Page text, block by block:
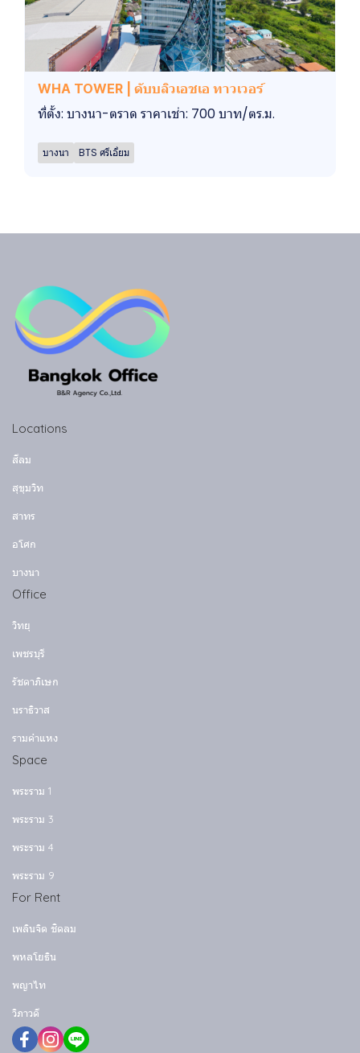
WHA TOWER | ดับบลิวเอชเอ ทาวเวอร์
ที่ตั้ง: บางนา-ตราด ราคาเช่า: 700 บาท/ตร.ม.
บางนา BTS ศรีเอี่ยม
Locations
สีลม
สุขุมวิท
สาทร
อโศก
บางนา
Office
วิทยุ
เพชรบุรี
รัชดาภิเษก
นราธิวาส
รามคำแหง
Space
พระราม 1
พระราม 3
พระราม 4
พระราม 9
For Rent
เพลินจิต ชิดลม
พหลโยธิน
พญาไท
วิภาวดี